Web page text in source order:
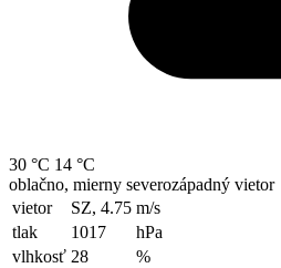
30 °C 14 °C
oblačno, mierny severozápadný vietor
vietor
SZ, 4.75 m/s
tlak
1017
hPa
vlhkosť 28
%